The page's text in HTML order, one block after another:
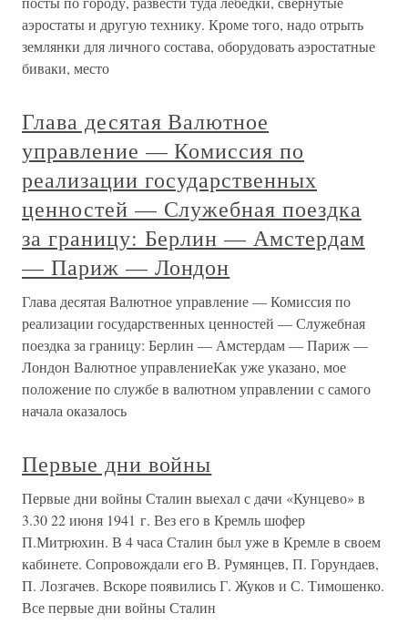
аэростаты и другую технику. Кроме того, надо отрыть
землянки для личного состава, оборудовать аэростатные
биваки, место
Глава десятая Валютное
управление — Комиссия по
реализации государственных
ценностей — Служебная поездка
за границу: Берлин — Амстердам
— Париж — Лондон
Глава десятая Валютное управление — Комиссия по
реализации государственных ценностей — Служебная
поездка за границу: Берлин — Амстердам — Париж —
Лондон Валютное управлениеКак уже указано, мое
положение по службе в валютном управлении с самого
начала оказалось
Первые дни войны
Первые дни войны Сталин выехал с дачи «Кунцево» в
3.30 22 июня 1941 г. Вез его в Кремль шофер
П.Митрюхин. В 4 часа Сталин был уже в Кремле в своем
кабинете. Сопровождали его В. Румянцев, П. Горундаев,
П. Лозгачев. Вскоре появились Г. Жуков и С. Тимошенко.
Все первые дни войны Сталин